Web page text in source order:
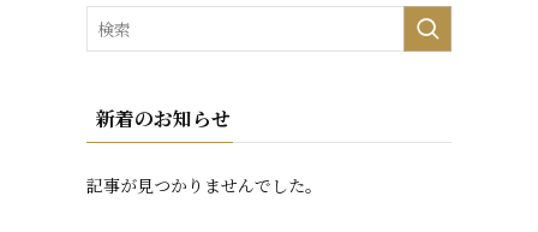
新着のお知らせ
記事が見つかりませんでした。